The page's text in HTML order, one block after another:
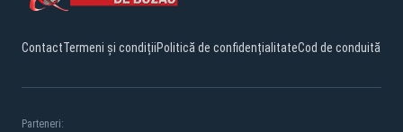
ContactTermeni și condițiiPolitică de confidențialitateCod de conduită
Parteneri: